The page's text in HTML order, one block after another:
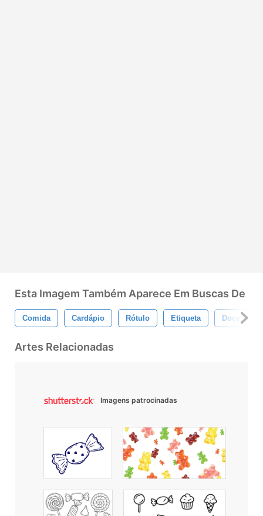
Esta Imagem Também Aparece Em Buscas De
Comida Cardápio Rótulo Etiqueta Doce
Artes Relacionadas
Imagens patrocinadas